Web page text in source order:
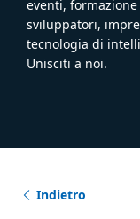
eventi,
sviluppatori,
tecnologia di
Unisciti a noi.
Indietro